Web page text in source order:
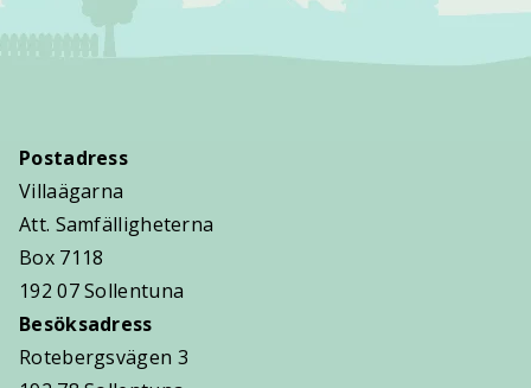
Postadress
Villaägarna
Att. Samfälligheterna
Box 7118
192 07 Sollentuna
Besöksadress
Rotebergsvägen 3